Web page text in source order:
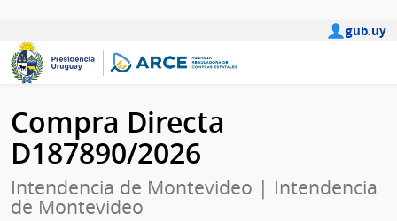
gub.uy
Compra Directa
D187890/2026
Intendencia de Montevideo | Intendencia
de Montevideo